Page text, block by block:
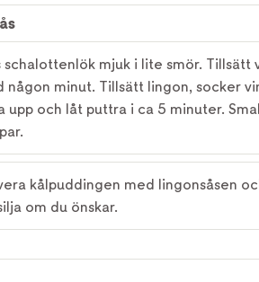
schalottenlök mjuk i lite smör.
någon minut. Tillsätt lingon, socker
upp och låt puttra i ca 5 minuter.
kålpuddingen med lingonsåsen
om du önskar.